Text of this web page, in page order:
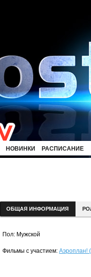
НОВИНКИ РАСПИСАНИЕ
ОБЩАЯ ИНФОРМАЦИЯ
Пол: Мужской
Фильмы с участием: Аэроплан!